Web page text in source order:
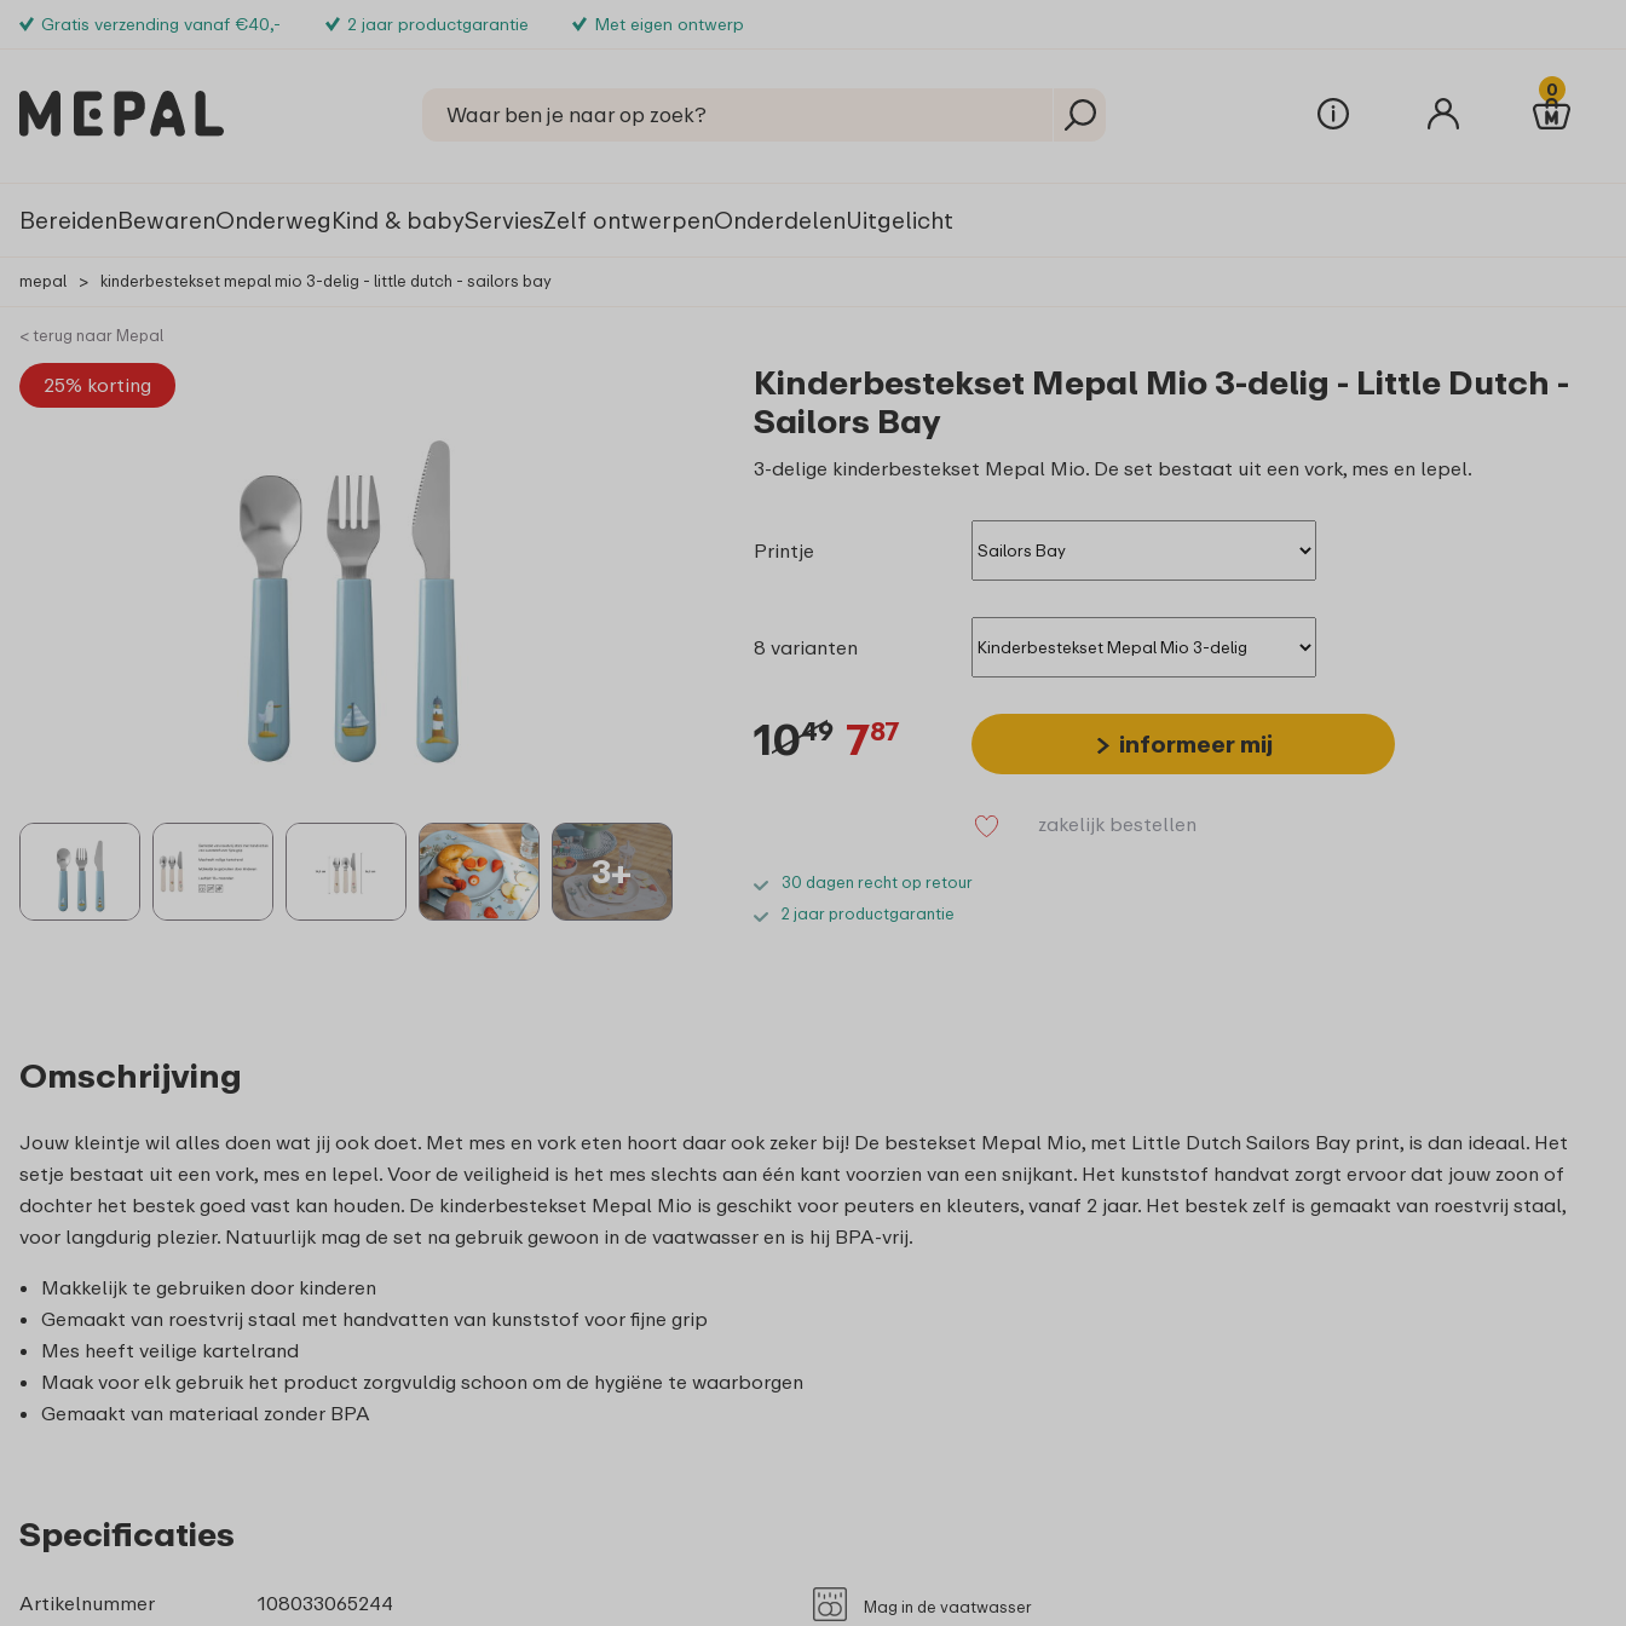
Gratis verzending vanaf €40,- 2 jaar productgarantie Met eigen ontwerp
0
BereidenBewarenOnderwegKind & babyServiesZelf ontwerpenOnderdelenUitgelicht
mepal > kinderbestekset mepal mio 3-delig - little dutch - sailors bay
< terug naar Mepal
25% korting
3+
Kinderbestekset Mepal Mio 3-delig - Little Dutch -
Sailors Bay
3-delige kinderbestekset Mepal Mio. De set bestaat uit een vork, mes en lepel.
Printje
8 varianten
1049 787 informeer mij
zakelijk bestellen
30 dagen recht op retour
2 jaar productgarantie
Omschrijving
Jouw kleintje wil alles doen wat jij ook doet. Met mes en vork eten hoort daar ook zeker bij! De bestekset Mepal Mio, met Little Dutch Sailors Bay print, is dan ideaal. Het
setje bestaat uit een vork, mes en lepel. Voor de veiligheid is het mes slechts aan één kant voorzien van een snijkant. Het kunststof handvat zorgt ervoor dat jouw zoon of
dochter het bestek goed vast kan houden. De kinderbestekset Mepal Mio is geschikt voor peuters en kleuters, vanaf 2 jaar. Het bestek zelf is gemaakt van roestvrij staal,
voor langdurig plezier. Natuurlijk mag de set na gebruik gewoon in de vaatwasser en is hij BPA-vrij.
Makkelijk te gebruiken door kinderen
Gemaakt van roestvrij staal met handvatten van kunststof voor fijne grip
Mes heeft veilige kartelrand
Maak voor elk gebruik het product zorgvuldig schoon om de hygiëne te waarborgen
Gemaakt van materiaal zonder BPA
Specificaties
Artikelnummer
108033065244
Mag in de vaatwasser